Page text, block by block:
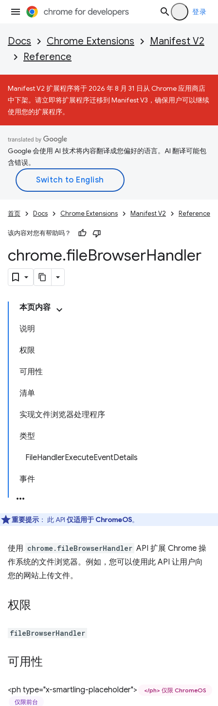
登录
Docs Chrome Extensions
Manifest V2
Reference
Manifest V2 扩展程序将于 2026 年 8 月 31 日从 Chrome 应用商店
中下架。请立即将扩展程序迁移到 Manifest V3，确保用户可以继续
使用您的扩展程序。
Google 会使用 AI 技术将内容翻译成您偏好的语言。AI 翻译可能包
含错误。
首页 Docs Chrome Extensions Manifest V2 Reference
该内容对您有帮助吗？
chrome.fileBrowserHandler
本页内容
说明
权限
可用性
清单
实现文件浏览器处理程序
类型
FileHandlerExecuteEventDetails
事件
重要提示 ： 此 API 仅适用于 ChromeOS。
使用 chrome.fileBrowserHandler API 扩展 Chrome 操
作系统的文件浏览器。例如，您可以使用此 API 让用户向
您的网站上传文件。
权限
fileBrowserHandler
可用性
<ph type="x-smartling-placeholder">
</ph> 仅限 ChromeOS
仅限前台